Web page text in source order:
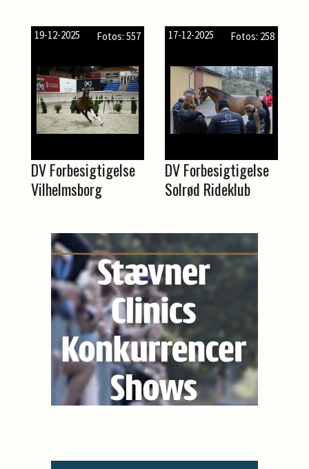
19-12-2025 Fotos: 557
DV Forbesigtigelse
Vilhelmsborg
17-12-2025 Fotos: 258
DV Forbesigtigelse
Solrød Rideklub